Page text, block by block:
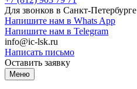
Для звонков в Санкт-Петербурге
Напишите нам в Whats App
Напишите нам в Telegram
info@ic-lsk.ru
Написать письмо
Оставить заявку
Меню